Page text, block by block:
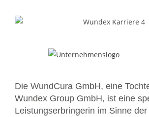
Die WundCura GmbH, eine
Wundex Group GmbH, ist eine
Leistungserbringerin im Sinne